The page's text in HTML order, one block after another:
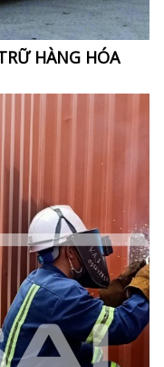
HÀNG HÓA